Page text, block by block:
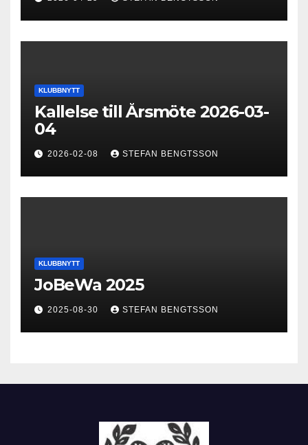
KLUBBNYTT
Kallelse till Årsmöte 2026-03-
04
2026-02-08 STEFAN BENGTSSON
KLUBBNYTT
JoBeWa 2025
2025-08-30 STEFAN BENGTSSON